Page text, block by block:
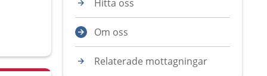
Hitta oss
Om oss
Relaterade mottagningar